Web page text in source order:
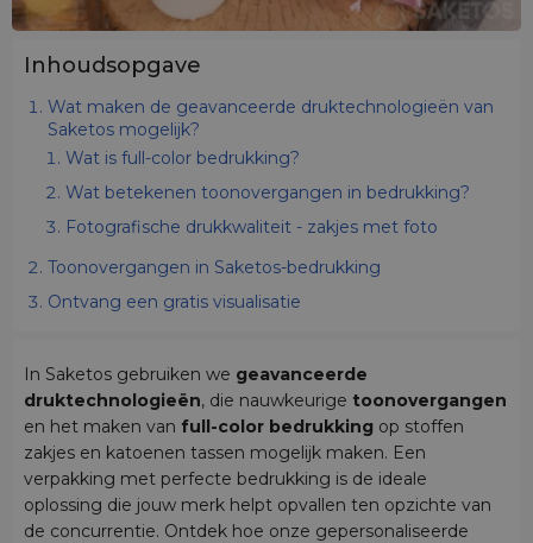
Inhoudsopgave
Wat maken de geavanceerde druktechnologieën van
Saketos mogelijk?
Wat is full-color bedrukking?
Wat betekenen toonovergangen in bedrukking?
Fotografische drukkwaliteit - zakjes met foto
Toonovergangen in Saketos-bedrukking
Ontvang een gratis visualisatie
In Saketos gebruiken we geavanceerde
druktechnologieën, die nauwkeurige toonovergangen
en het maken van full-color bedrukking op stoffen
zakjes en katoenen tassen mogelijk maken. Een
verpakking met perfecte bedrukking is de ideale
oplossing die jouw merk helpt opvallen ten opzichte van
de concurrentie. Ontdek hoe onze gepersonaliseerde